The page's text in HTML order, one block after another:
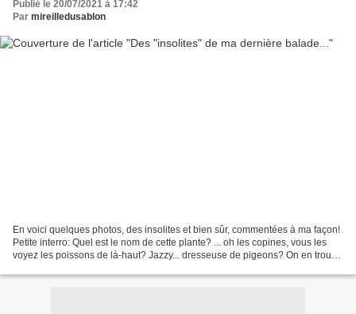
Publié le 20/07/2021 à 17:42
Par mireilledusablon
En voici quelques photos, des insolites et bien sûr, commentées à ma façon!
Petite interro: Quel est le nom de cette plante? ... oh les copines, vous les
voyez les poissons de là-haut? Jazzy... dresseuse de pigeons? On en trouve